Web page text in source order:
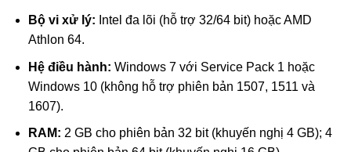
Bộ vi xử lý: Intel đa lõi (hỗ trợ 32/64 bit) hoặc AMD
Athlon 64.
Hệ điều hành: Windows 7 với Service Pack 1 hoặc
Windows 10 (không hỗ trợ phiên bản 1507, 1511 và
1607).
RAM: 2 GB cho phiên bản 32 bit (khuyến nghị 4 GB); 4